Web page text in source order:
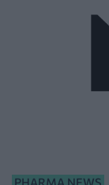
PHARMA NEWS